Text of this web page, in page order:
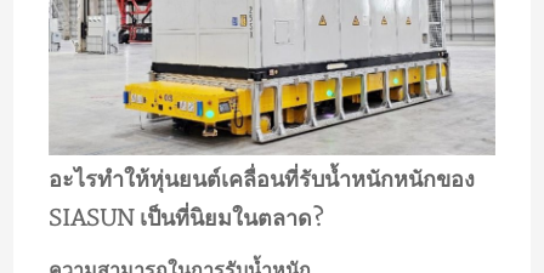
อะไรทำให้หุ่นยนต์เคลื่อนที่รับน้ำหนักหนักของ
SIASUN เป็นที่นิยมในตลาด?